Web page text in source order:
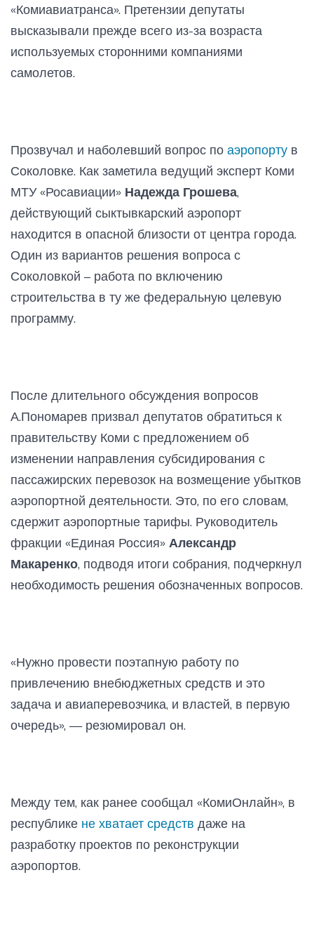
«Комиавиатранса». Претензии депутаты
высказывали прежде всего из-за возраста
используемых сторонними компаниями
самолетов.
Прозвучал и наболевший вопрос по аэропорту в
Соколовке. Как заметила ведущий эксперт Коми
МТУ «Росавиации» Надежда Грошева,
действующий сыктывкарский аэропорт
находится в опасной близости от центра города.
Один из вариантов решения вопроса с
Соколовкой – работа по включению
строительства в ту же федеральную целевую
программу.
После длительного обсуждения вопросов
А.Пономарев призвал депутатов обратиться к
правительству Коми с предложением об
изменении направления субсидирования с
пассажирских перевозок на возмещение убытков
аэропортной деятельности. Это, по его словам,
сдержит аэропортные тарифы. Руководитель
фракции «Единая Россия» Александр
Макаренко, подводя итоги собрания, подчеркнул
необходимость решения обозначенных вопросов.
«Нужно провести поэтапную работу по
привлечению внебюджетных средств и это
задача и авиаперевозчика, и властей, в первую
очередь», — резюмировал он.
Между тем, как ранее сообщал «КомиОнлайн», в
республике не хватает средств даже на
разработку проектов по реконструкции
аэропортов.